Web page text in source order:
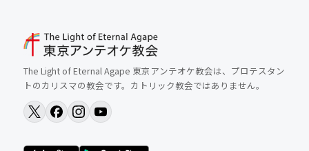
The Light of Eternal Agape 東京アンテオケ教会は、プロテスタン
トのカリスマの教会です。カトリック教会ではありません。